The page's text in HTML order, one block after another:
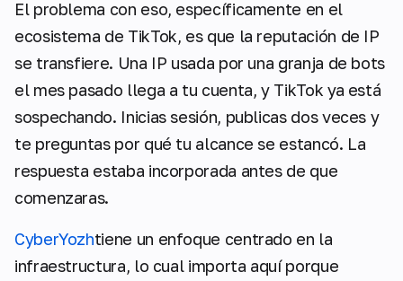
El problema con eso, específicamente en el
ecosistema de TikTok, es que la reputación de IP
se transfiere. Una IP usada por una granja de bots
el mes pasado llega a tu cuenta, y TikTok ya está
sospechando. Inicias sesión, publicas dos veces y
te preguntas por qué tu alcance se estancó. La
respuesta estaba incorporada antes de que
comenzaras.
CyberYozhtiene un enfoque centrado en la
infraestructura, lo cual importa aquí porque